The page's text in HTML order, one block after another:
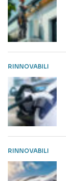
RINNOVABILI
RINNOVABILI